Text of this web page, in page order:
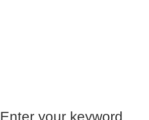
Enter your keyword